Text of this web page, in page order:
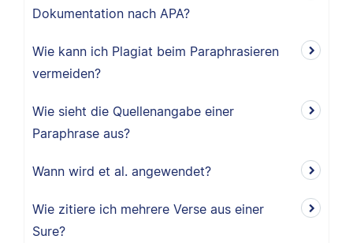
Dokumentation nach APA?
Wie kann ich Plagiat beim Paraphrasieren
vermeiden?
Wie sieht die Quellenangabe einer
Paraphrase aus?
Wann wird et al. angewendet?
Wie zitiere ich mehrere Verse aus einer
Sure?